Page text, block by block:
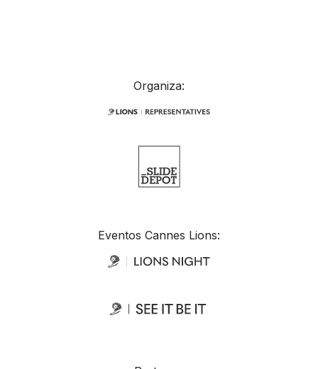
Organiza:
Eventos Cannes Lions: